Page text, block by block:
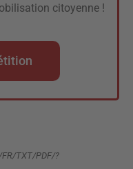
citoyenne !
TXT/PDF/?